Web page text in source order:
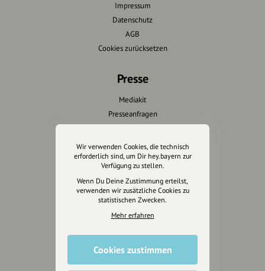
Impressum
Datenschutz
AGB
Cookies zurücksetzen
Presse
Mediakit
Presseanfragen
Wir unterstützen Euch
Fotografie & mehr
Marketing
Anakin Design
Wir verwenden Cookies, die technisch
erforderlich sind, um Dir hey.bayern zur
Verfügung zu stellen.
Wenn Du Deine Zustimmung erteilst,
verwenden wir zusätzliche Cookies zu
statistischen Zwecken.
Mehr erfahren
Cookies zustimmen